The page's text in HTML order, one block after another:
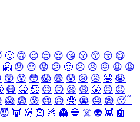
🙂 🙃 😉 😌 😍 😘 😗 😙 😚 😋
🤗 😞 😔 😟 😕 🙁 ☹️ 😣 😖 😫 😩
😲 😵 😳 😱 😨 😰 😢 😥 🤤 😭
😷 🤒 🤕 😣 😖 😫 😩 😤 😠 😡
😱 😨 😰 😢 😥 🤤 😭 😓 😪 😴
😈 👿 👹 👺 💩 👻 💀 ☠️ 👽 👾 🤖